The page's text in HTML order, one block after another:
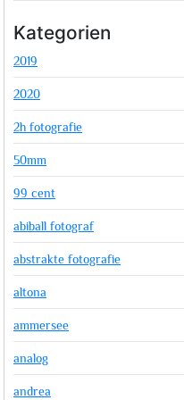
Kategorien
2019
2020
2h fotografie
50mm
99 cent
abiball fotograf
abstrakte fotografie
altona
ammersee
analog
andrea